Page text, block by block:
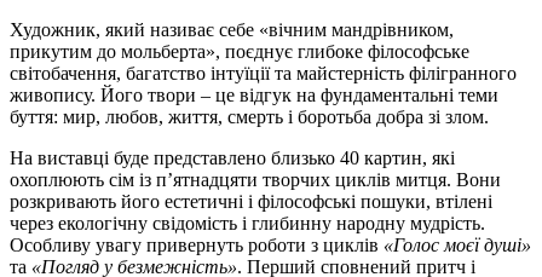
Художник, який називає себе «вічним мандрівником,
прикутим до мольберта», поєднує глибоке філософське
світобачення, багатство інтуїції та майстерність філігранного
живопису. Його твори – це відгук на фундаментальні теми
буття: мир, любов, життя, смерть і боротьба добра зі злом.
На виставці буде представлено близько 40 картин, які
охоплюють сім із п’ятнадцяти творчих циклів митця. Вони
розкривають його естетичні і філософські пошуки, втілені
через екологічну свідомість і глибинну народну мудрість.
Особливу увагу привернуть роботи з циклів «Голос моєї душі»
та «Погляд у безмежність». Перший сповнений притч і